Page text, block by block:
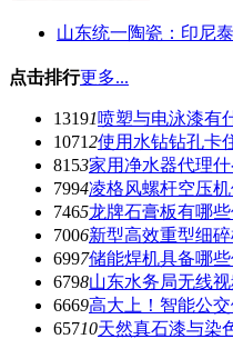
山东统一陶瓷：印尼泰
点击排行更多...
13191喷塑与电泳漆有
10712使用水钻钻孔卡
8153家用净水器代理
7994凌格风螺杆空压
7465龙牌石膏板有哪
7006新型高效重型细
6997储能焊机具备哪
6798山东水务局无线
6669高大上！智能公
65710天然真石漆与染